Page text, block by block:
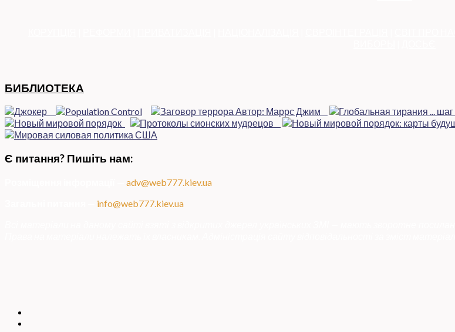
БИБЛИОТЕКА
Є питання? Пишіть нам:
adv@web777.kiev.ua
info@web777.kiev.ua